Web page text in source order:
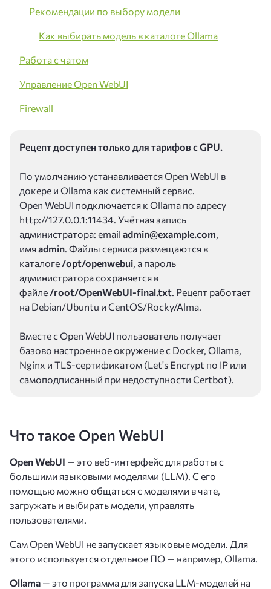
Рекомендации по выбору модели
Как выбирать модель в каталоге Ollama
Работа с чатом
Управление Open WebUI
Firewall
Рецепт доступен только для тарифов с GPU.
По умолчанию устанавливается Open WebUI в
докере и Ollama как системный сервис.
Open WebUI подключается к Ollama по адресу
http://127.0.0.1:11434. Учётная запись
администратора: email admin@example.com,
имяadmin. Файлы сервиса размещаются в
каталоге /opt/openwebui, а пароль
администратора сохраняется в
файле /root/OpenWebUI-final.txt. Рецепт работает
на Debian/Ubuntu и CentOS/Rocky/Alma.
Вместе с Open WebUI пользователь получает
базово настроенное окружение с Docker, Ollama,
Nginx и TLS-сертификатом (Let's Encrypt по IP или
самоподписанный при недоступности Certbot).
Что такое Open WebUI
Open WebUI — это веб-интерфейс для работы с
большими языковыми моделями (LLM). С его
помощью можно общаться с моделями в чате,
загружать и выбирать модели, управлять
пользователями.
Сам Open WebUI не запускает языковые модели. Для
этого используется отдельное ПО — например, Ollama.
Ollama — это программа для запуска LLM-моделей на